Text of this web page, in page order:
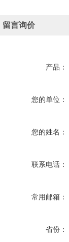
留言询价
产品：
您的单位：
您的姓名：
联系电话：
常用邮箱：
省份：